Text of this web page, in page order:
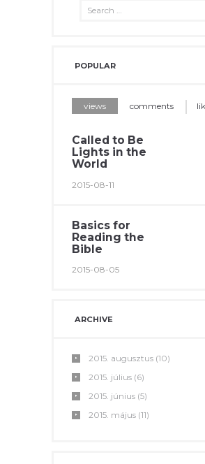
POPULAR
views comments
Called to Be
Lights in the
World
2015-08-11
Basics for
Reading the
Bible
2015-08-05
ARCHIVE
2015. augusztus (10)
2015. július (6)
2015. június (5)
2015. május (11)